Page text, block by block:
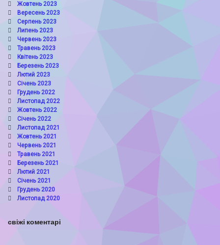
Жовтень 2023
Вересень 2023
Серпень 2023
Липень 2023
Червень 2023
Травень 2023
Квітень 2023
Березень 2023
Лютий 2023
Січень 2023
Грудень 2022
Листопад 2022
Жовтень 2022
Січень 2022
Листопад 2021
Жовтень 2021
Червень 2021
Травень 2021
Березень 2021
Лютий 2021
Січень 2021
Грудень 2020
Листопад 2020
свіжі коментарі